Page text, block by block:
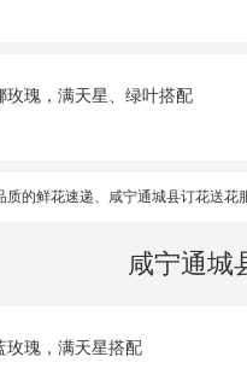
玫瑰，满天星、绿叶搭配
的鲜花速递、咸宁通城县订花送花
咸宁通城
玫瑰，满天星搭配